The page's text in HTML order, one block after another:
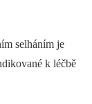
selháním je
k léčbě